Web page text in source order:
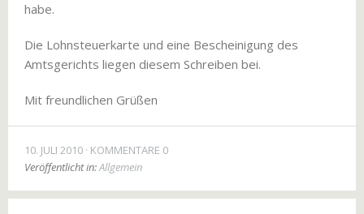
habe.
Die Lohnsteuerkarte und eine Bescheinigung des
Amtsgerichts liegen diesem Schreiben bei.
Mit freundlichen Grüßen
10. JULI 2010 KOMMENTARE 0
Veröffentlicht in:Allgemein